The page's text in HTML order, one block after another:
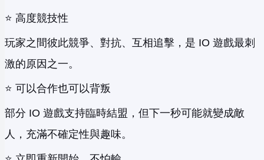
⭐ 高度競技性
玩家之間彼此競爭、對抗、互相追擊，是 IO 遊戲最刺
激的原因之一。
⭐ 可以合作也可以背叛
部分 IO 遊戲支持臨時結盟，但下一秒可能就變成敵
人，充滿不確定性與趣味。